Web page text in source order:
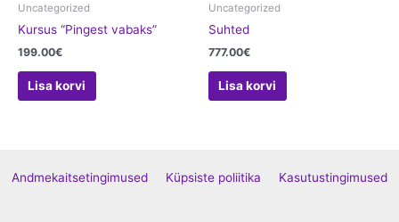
Uncategorized
Kursus “Pingest vabaks”
199.00€
Lisa korvi
Uncategorized
Suhted
777.00€
Lisa korvi
Andmekaitsetingimused Küpsiste poliitika Kasutustingimused